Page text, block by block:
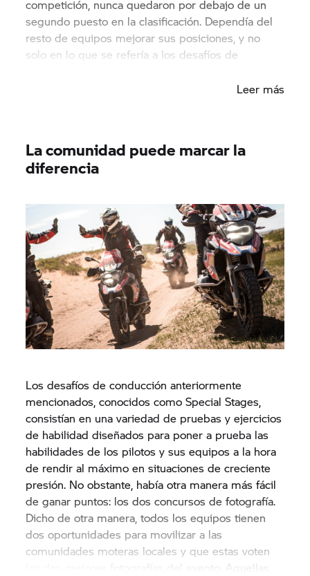
competición, nunca quedaron por debajo de un
segundo puesto en la clasificación. Dependía del
resto de equipos mejorar sus posiciones, y no
solo en lo que se refería a los desafíos de
Leer más
La comunidad puede marcar la
diferencia
Los desafíos de conducción anteriormente
mencionados, conocidos como Special Stages,
consistían en una variedad de pruebas y ejercicios
de habilidad diseñados para poner a prueba las
habilidades de los pilotos y sus equipos a la hora
de rendir al máximo en situaciones de creciente
presión. No obstante, había otra manera más fácil
de ganar puntos: los dos concursos de fotografía.
Dicho de otra manera, todos los equipos tienen
dos oportunidades para movilizar a las
comunidades moteras locales y que estas voten
las dos mejores fotografías del evento. Aquellas